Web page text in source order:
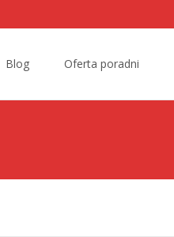
Blog Oferta poradni